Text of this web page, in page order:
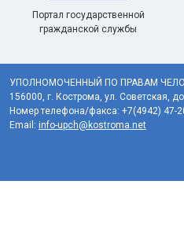
Портал государственной
гражданской службы
УПОЛНОМОЧЕННЫЙ ПО ПРАВАМ
156000, г. Кострома, ул. Советская,
Номер телефона/факса: +7(4942) 47-
Email: info-upch@kostroma.net